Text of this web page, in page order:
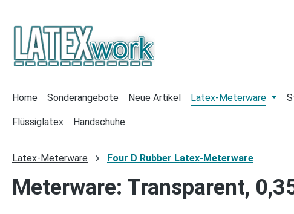
Home Sonderangebote Neue Artikel Latex-Meterware
Flüssiglatex Handschuhe
Latex-Meterware Four D Rubber Latex-Meterware
Meterware: Transparent,